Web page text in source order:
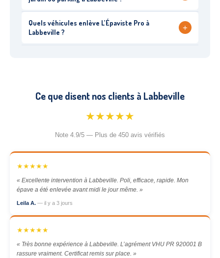
Quels véhicules enlève L’Épaviste Pro à
Labbeville ?
+
Ce que disent nos clients à Labbeville
★★★★★
Note 4.9/5 — Plus de 450 avis vérifiés
★★★★★
« Excellente intervention à Labbeville. Poli, efficace, rapide. Mon
épave a été enlevée avant midi le jour même. »
Leila A. — il y a 3 jours
★★★★★
« Très bonne expérience à Labbeville. L’agrément VHU PR 920001 B
rassure vraiment. Certificat remis sur place. »